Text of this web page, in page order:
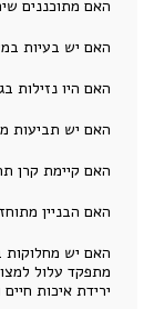
האם מתוכננים
האם יש בעיות
האם היו נזילות
האם יש תביעות
האם קיימת קרן
האם הבניין
האם יש מחלוקות
מתפקד עלול
ירידת איכות